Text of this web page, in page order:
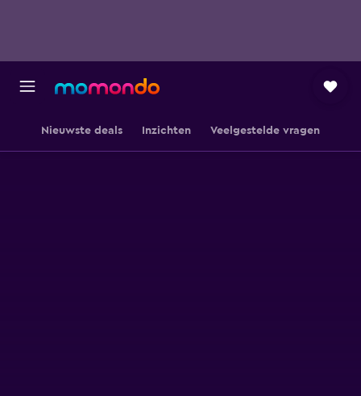
Nieuwste deals Inzichten Veelgestelde vragen